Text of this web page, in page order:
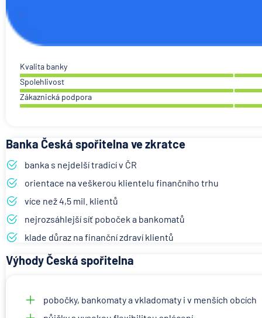
Kvalita banky
Spolehlivost
Zákaznická podpora
Banka Česká spořitelna ve zkratce
banka s nejdelší tradicí v ČR
orientace na veškerou klientelu finančního trhu
více než 4,5 mil. klientů
nejrozsáhlejší síť poboček a bankomatů
klade důraz na finanční zdraví klientů
Výhody Česká spořitelna
pobočky, bankomaty a vkladomaty i v menších obcích